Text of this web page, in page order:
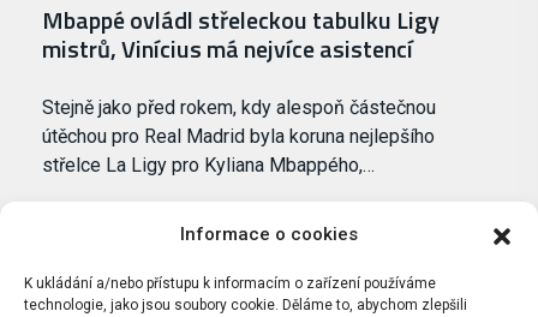
Informace o cookies
K ukládání a/nebo přístupu k informacím o zařízení používáme
technologie, jako jsou soubory cookie. Děláme to, abychom zlepšili
Mbappé ovládl střeleckou tabulku Ligy
mistrů, Vinícius má nejvíce asistencí
Stejně jako před rokem, kdy alespoň částečnou
útěchou pro Real Madrid byla koruna nejlepšího
střelce La Ligy pro Kyliana Mbappého,…